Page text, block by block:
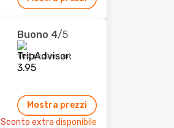
Buono 4/5
1162 recensioni
Mostra prezzi
Sconto extra disponibile